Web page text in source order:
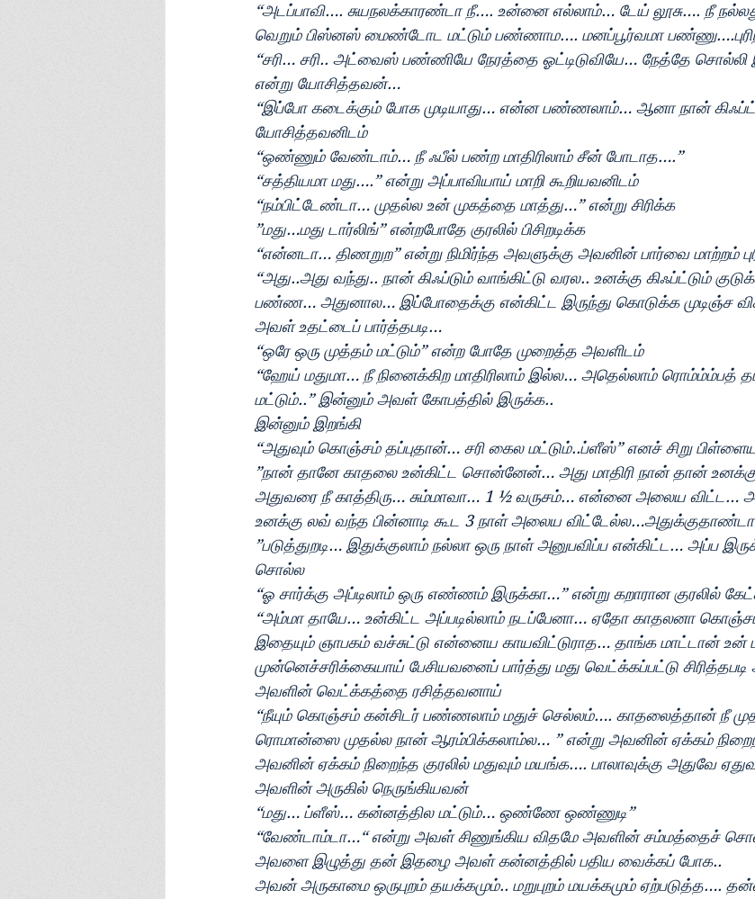
“அடப்பாவி…. சுயநலக்காரண்டா நீ…. உன்னை எல்லாம்… டேய் லூசு…. நீ
வெறும் பிஸ்னஸ் மைண்டோட மட்டும் பண்ணாம…. மனப்பூர்வமா
“சரி… சரி.. அட்வைஸ் பண்ணியே நேரத்தை ஓட்டிடுவியே… நேத்தே சொல்லி
என்று யோசித்தவன்…
“இப்போ கடைக்கும் போக முடியாது… என்ன பண்ணலாம்… ஆனா நான் கிஃப்ட்
யோசித்தவனிடம்
“ஒண்ணும் வேண்டாம்… நீ ஃபீல் பண்ற மாதிரிலாம் சீன் போடாத….”
“சத்தியமா மது….” என்று அப்பாவியாய் மாறி கூறியவனிடம்
“நம்பிட்டேண்டா… முதல்ல உன் முகத்தை மாத்து…” என்று சிரிக்க
”மது…மது டார்லிங்” என்றபோதே குரலில் பிசிறடிக்க
“என்னடா… திணறுற” என்று நிமிர்ந்த அவளுக்கு அவனின் பார்வை மாற்றம்
“அது..அது வந்து.. நான் கிஃப்டும் வாங்கிட்டு வரல.. உனக்கு கிஃப்ட்டும்
பண்ண… அதுனால… இப்போதைக்கு என்கிட்ட இருந்து கொடுக்க முடிஞ்ச
அவள் உதட்டைப் பார்த்தபடி…
“ஒரே ஒரு முத்தம் மட்டும்” என்ற போதே முறைத்த அவளிடம்
“ஹேய் மதுமா… நீ நினைக்கிற மாதிரிலாம் இல்ல… அதெல்லாம் ரொம்ம்ம்பத்
மட்டும்..” இன்னும் அவள் கோபத்தில் இருக்க..
இன்னும் இறங்கி
“அதுவும் கொஞ்சம் தப்புதான்… சரி கைல மட்டும்..ப்ளீஸ்” எனச் சிறு
”நான் தானே காதலை உன்கிட்ட சொன்னேன்… அது மாதிரி நான் தான்
அதுவரை நீ காத்திரு… சும்மாவா… 1 ½ வருசம்… என்னை அலைய விட்ட…
உனக்கு லவ் வந்த பின்னாடி கூட 3 நாள் அலைய
”படுத்துறடி… இதுக்குலாம் நல்லா ஒரு நாள் அனுபவிப்ப என்கிட்ட… அப்ப
சொல்ல
“ஓ சார்க்கு அப்டிலாம் ஒரு எண்ணம் இருக்கா…” என்று கறாரான குரலில்
“அம்மா தாயே… உன்கிட்ட அப்படில்லாம் நடப்பேனா… ஏதோ காதலனா
இதையும் ஞாபகம் வச்சுட்டு என்னைய காயவிட்டுராத… தாங்க மாட்டான் உன்
முன்னெச்சரிக்கையாய் பேசியவனைப் பார்த்து மது வெட்க்கப்பட்டு சிரித்தபடி
அவளின் வெட்க்கத்தை ரசித்தவனாய்
“நீயும் கொஞ்சம் கன்சிடர் பண்ணலாம் மதுச் செல்லம்…. காதலைத்தான் நீ
ரொமான்ஸை முதல்ல நான் ஆரம்பிக்கலாம்ல… ” என்று அவனின் ஏக்கம்
அவனின் ஏக்கம் நிறைந்த குரலில் மதுவும் மயங்க…. பாலாவுக்கு அதுவே
அவளின் அருகில் நெருங்கியவன்
“மது… ப்ளீஸ்… கன்னத்தில மட்டும்… ஒண்ணே ஒண்ணுடி”
“வேண்டாம்டா…“ என்று அவள் சிணுங்கிய விதமே அவளின் சம்மத்தைச்
அவளை இழுத்து தன் இதழை அவள் கன்னத்தில் பதிய வைக்கப் போக..
அவன் அருகாமை ஒருபுறம் தயக்கமும்.. மறுபுறம் மயக்கமும் ஏற்படுத்த….